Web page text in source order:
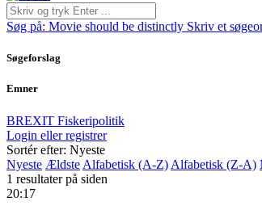
Søg på: Movie should be distinctly Skriv et
Søgeforslag
Emner
BREXIT Fiskeripolitik
Login eller registrer
Sortér efter: Nyeste
Nyeste Ældste Alfabetisk (A-Z) Alfabetisk (Z-A)
1 resultater på siden
20:17